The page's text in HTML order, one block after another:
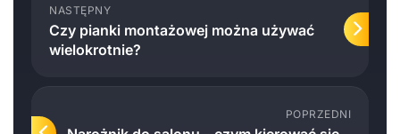
NASTĘPNY
Czy pianki montażowej można używać
wielokrotnie?
POPRZEDNI